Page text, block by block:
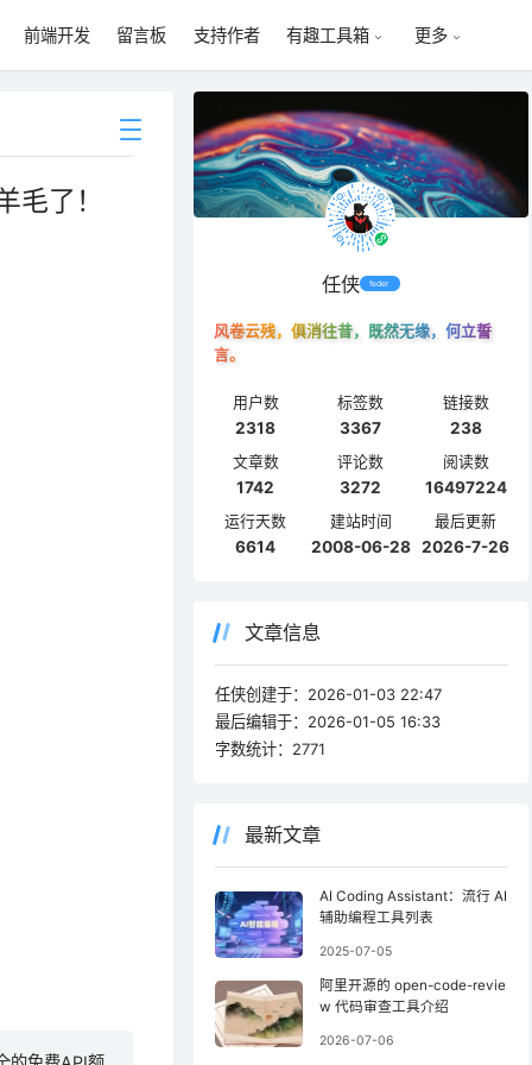
前端开发 留言板 支持作者 有趣工具箱 更多
了！
任侠 feder
风卷云残，俱消往昔，既然无缘，何立誓
言。
用户数
2318
标签数
3367
链接数
238
文章数
1742
评论数
3272
阅读数
16497224
运行天数
6614
建站时间
2008-06-28
最后更新
2026-7-26
文章信息
任侠创建于： 2026-01-03 22:47
最后编辑于： 2026-01-05 16:33
字数统计： 2771
最新文章
AI Coding Assistant：流行 AI
辅助编程工具列表
2025-07-05
阿里开源的 open-code-revie
w 代码审查工具介绍
2026-07-06